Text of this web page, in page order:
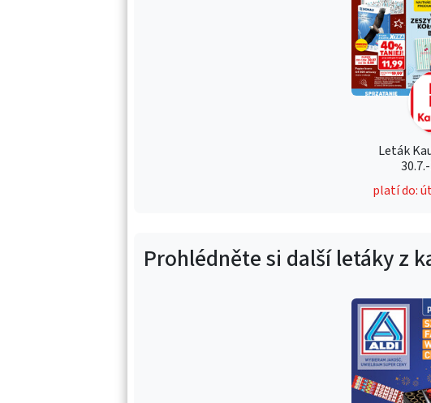
Leták
platí do:
Prohlédněte si další letáky z